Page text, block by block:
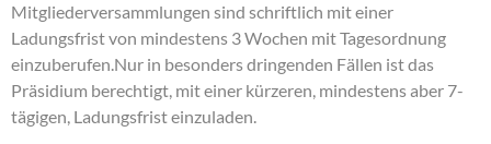
Mitgliederversammlungen sind schriftlich mit einer
Ladungsfrist von mindestens 3 Wochen mit Tagesordnung
einzuberufen.Nur in besonders dringenden Fällen ist das
Präsidium berechtigt, mit einer kürzeren, mindestens aber 7-
tägigen, Ladungsfrist einzuladen.